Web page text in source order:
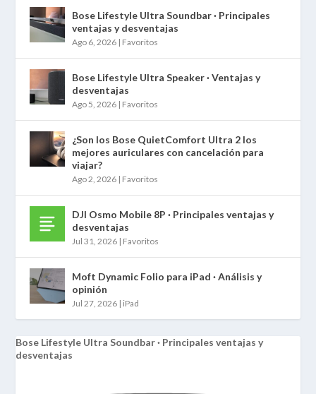
Bose Lifestyle Ultra Soundbar · Principales
ventajas y desventajas
Ago 6, 2026 | Favoritos
Bose Lifestyle Ultra Speaker · Ventajas y
desventajas
Ago 5, 2026 | Favoritos
¿Son los Bose QuietComfort Ultra 2 los
mejores auriculares con cancelación para
viajar?
Ago 2, 2026 | Favoritos
DJI Osmo Mobile 8P · Principales ventajas y
desventajas
Jul 31, 2026 | Favoritos
Moft Dynamic Folio para iPad · Análisis y
opinión
Jul 27, 2026 | iPad
Bose Lifestyle Ultra Soundbar · Principales ventajas y
desventajas